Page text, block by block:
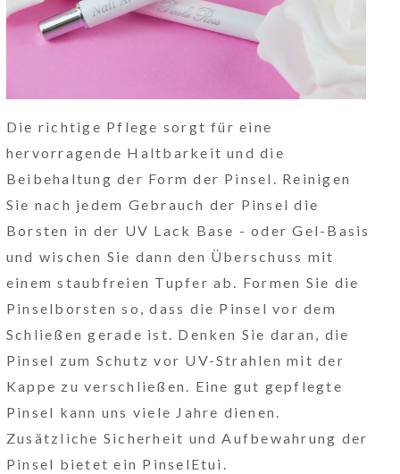
Die richtige Pflege sorgt für eine
hervorragende Haltbarkeit und die
Beibehaltung der Form der Pinsel. Reinigen
Sie nach jedem Gebrauch der Pinsel die
Borsten in der UV Lack Base - oder Gel-Basis
und wischen Sie dann den Überschuss mit
einem staubfreien Tupfer ab. Formen Sie die
Pinselborsten so, dass die Pinsel vor dem
Schließen gerade ist. Denken Sie daran, die
Pinsel zum Schutz vor UV-Strahlen mit der
Kappe zu verschließen. Eine gut gepflegte
Pinsel kann uns viele Jahre dienen.
Zusätzliche Sicherheit und Aufbewahrung der
Pinsel bietet ein PinselEtui.